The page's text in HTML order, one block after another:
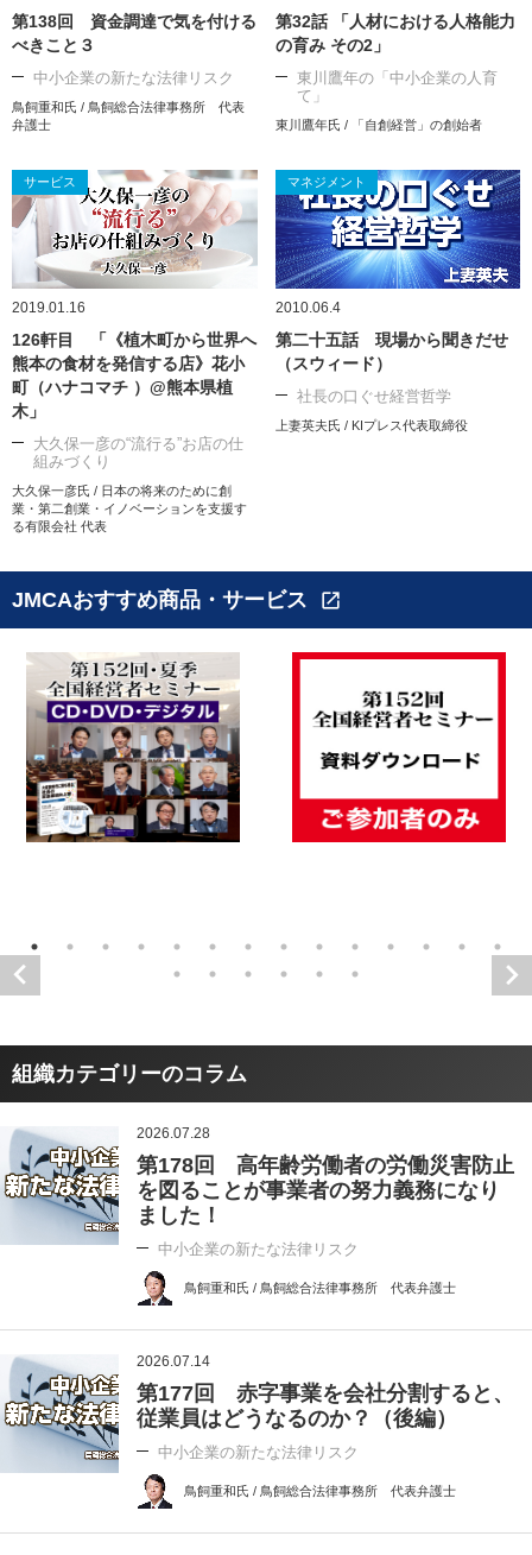
第138回 資金調達で気を付ける
べきこと３
中小企業の新たな法律リスク
鳥飼重和氏 / 鳥飼総合法律事務所 代表
弁護士
第32話 「人材における人格能力
の育み その2」
東川鷹年の「中小企業の人育
て」
東川鷹年氏 / 「自創経営」の創始者
サービス
2019.01.16
126軒目 「《植木町から世界へ
熊本の食材を発信する店》花小
町（ハナコマチ ）@熊本県植
木」
大久保一彦の“流行る”お店の仕
組みづくり
大久保一彦氏 / 日本の将来のために創
業・第二創業・イノベーションを支援す
る有限会社 代表
マネジメント
2010.06.4
第二十五話 現場から聞きだせ
（スウィード）
社長の口ぐせ経営哲学
上妻英夫氏 / KIプレス代表取締役
JMCAおすすめ商品・サービス open_in_new
組織カテゴリーのコラム
2026.07.28
第178回 高年齢労働者の労働災害防止
を図ることが事業者の努力義務になり
ました！
中小企業の新たな法律リスク
鳥飼重和氏 / 鳥飼総合法律事務所 代表弁護士
2026.07.14
第177回 赤字事業を会社分割すると、
従業員はどうなるのか？（後編）
中小企業の新たな法律リスク
鳥飼重和氏 / 鳥飼総合法律事務所 代表弁護士